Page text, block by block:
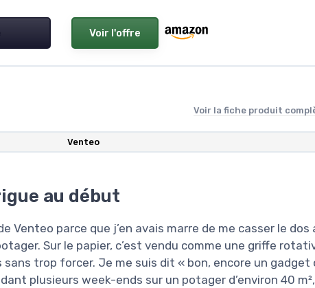
Voir l'offre
Voir la fiche produit
Venteo
au début
Venteo parce que j’en avais marre de me casser le dos
Sur le papier, c’est vendu comme une griffe
trop forcer. Je me suis dit « bon, encore un gadget
plusieurs week-ends sur un potager d’environ 40 m²,